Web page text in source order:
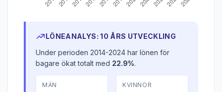
LÖNEANALYS: 10 ÅRS UTVECKLING
Under perioden 2014-2024 har lönen för
bagare ökat totalt med 22.9%.
MÄN KVINNOR